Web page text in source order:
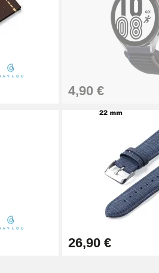
Ajouter au
Ajouter au
Ajouter au
Ajouter au
4,90 €
26,90 €